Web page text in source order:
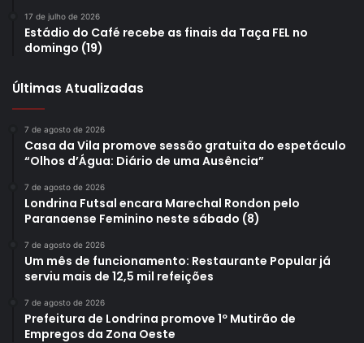
Sahão, 777).
9h às 11h – Palestra: “Reutilização de Alimentos” +
Inês Passini (SMAA). CCI Norte (Rua Luís Brugin, 570).
14h às 16h – Palestra: “Reutilização de Alimentos” +
distribuição de mudas (Sema). Servidora aposentada Maria
111).
Sexta-feira – 17/10
10h – Contação de história: “Histórias que alimentam”.
17 de julho de 2026
Estádio do Café recebe as finais da Taça FEL no
domingo (19)
Últimas Atualizadas
7 de agosto de 2026
Casa da Vila promove sessão gratuita do espetáculo
“Olhos d’Água: Diário de uma Ausência”
7 de agosto de 2026
Londrina Futsal encara Marechal Rondon pelo
Paranaense Feminino neste sábado (8)
7 de agosto de 2026
Um mês de funcionamento: Restaurante Popular já
serviu mais de 12,5 mil refeições
7 de agosto de 2026
Prefeitura de Londrina promove 1º Mutirão de
Empregos da Zona Oeste